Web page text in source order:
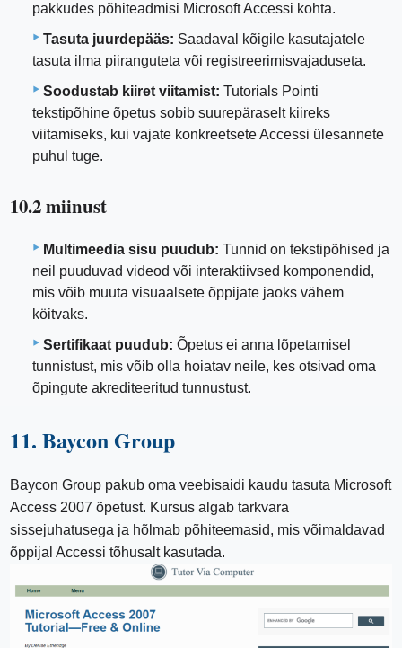
pakkudes põhiteadmisi Microsoft Accessi kohta.
Tasuta juurdepääs: Saadaval kõigile kasutajatele
tasuta ilma piiranguteta või registreerimisvajaduseta.
Soodustab kiiret viitamist: Tutorials Pointi
tekstipõhine õpetus sobib suurepäraselt kiireks
viitamiseks, kui vajate konkreetsete Accessi ülesannete
puhul tuge.
10.2 miinust
Multimeedia sisu puudub: Tunnid on tekstipõhised ja
neil puuduvad videod või interaktiivsed komponendid,
mis võib muuta visuaalsete õppijate jaoks vähem
köitvaks.
Sertifikaat puudub: Õpetus ei anna lõpetamisel
tunnistust, mis võib olla hoiatav neile, kes otsivad oma
õpingute akrediteeritud tunnustust.
11. Baycon Group
Baycon Group pakub oma veebisaidi kaudu tasuta Microsoft
Access 2007 õpetust. Kursus algab tarkvara
sissejuhatusega ja hõlmab põhiteemasid, mis võimaldavad
õppijal Accessi tõhusalt kasutada.